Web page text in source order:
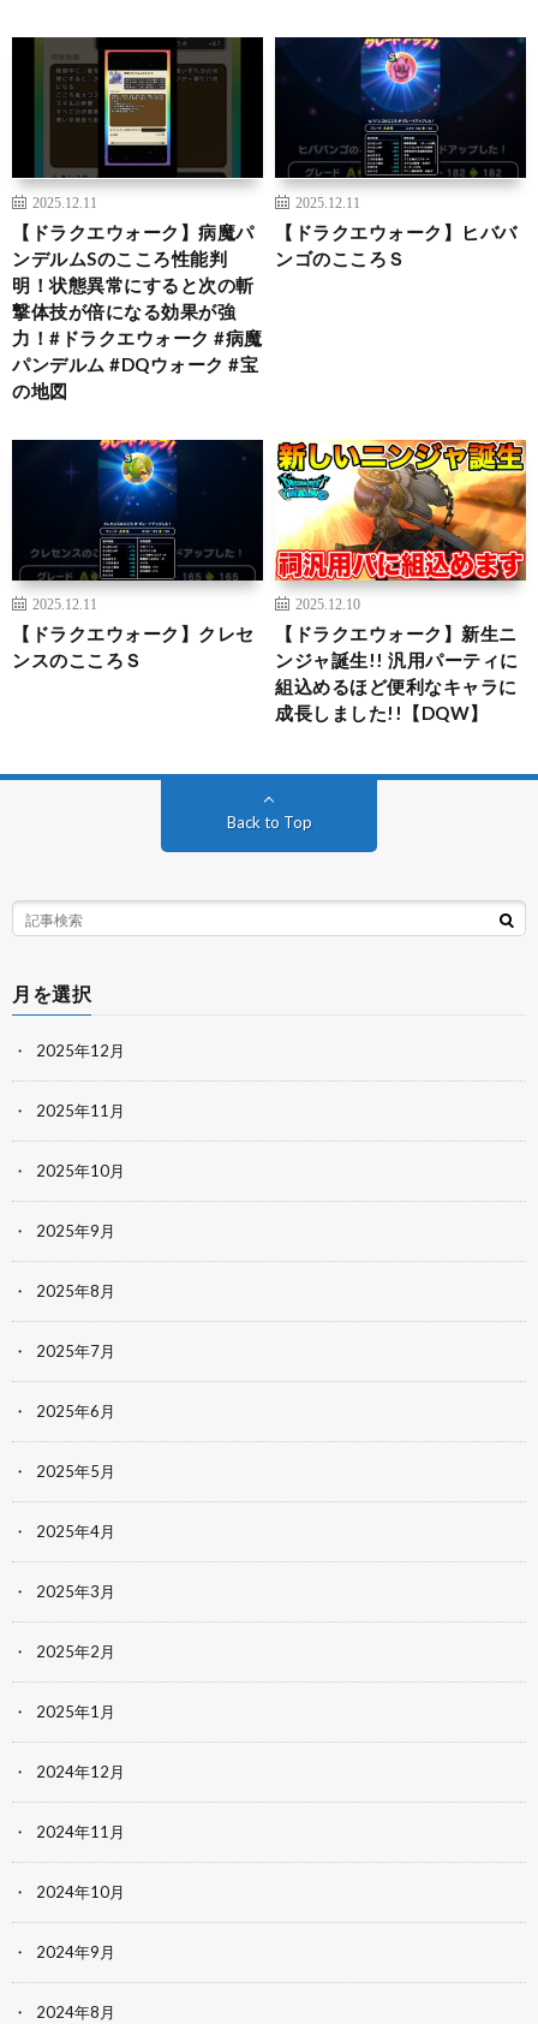
2025.12.11
【ドラクエウォーク】病魔パ
ンデルムSのこころ性能判
明！状態異常にすると次の斬
撃体技が倍になる効果が強
力！#ドラクエウォーク #病魔
パンデルム #DQウォーク #宝
の地図
2025.12.11
【ドラクエウォーク】ヒババ
ンゴのこころＳ
2025.12.11
【ドラクエウォーク】クレセ
ンスのこころＳ
2025.12.10
【ドラクエウォーク】新生ニ
ンジャ誕生!! 汎用パーティに
組込めるほど便利なキャラに
成長しました!!【DQW】
Back to Top
月を選択
2025年12月
2025年11月
2025年10月
2025年9月
2025年8月
2025年7月
2025年6月
2025年5月
2025年4月
2025年3月
2025年2月
2025年1月
2024年12月
2024年11月
2024年10月
2024年9月
2024年8月